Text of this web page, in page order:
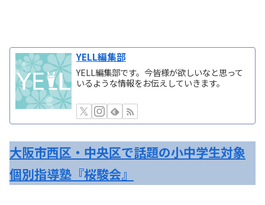
YELL編集部
YELL編集部です。今皆様が欲しいなと思って
いるような情報をお伝えしていきます。
大阪市西区・中央区で話題の小中学生対象
個別指導塾『桜駿会』